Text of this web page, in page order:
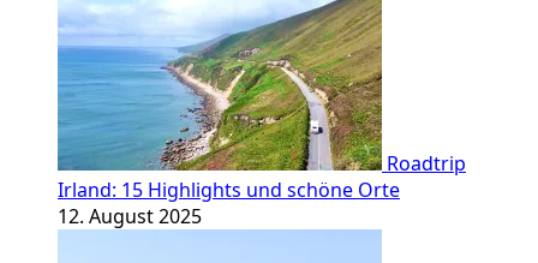
Roadtrip
Irland: 15 Highlights und schöne Orte
12. August 2025